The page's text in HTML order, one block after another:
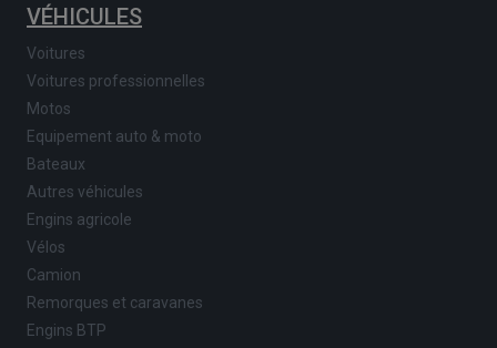
VÉHICULES
Voitures
Voitures professionnelles
Motos
Equipement auto & moto
Bateaux
Autres véhicules
Engins agricole
Vélos
Camion
Remorques et caravanes
Engins BTP